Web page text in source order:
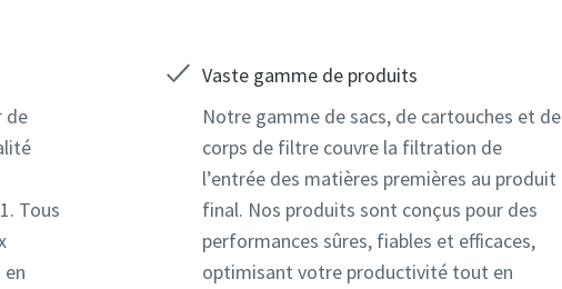
de
Tous
Vaste gamme de produits
Notre gamme de sacs, de cartouches et de
corps de filtre couvre la filtration de
l’entrée des matières premières au produit
final. Nos produits sont conçus pour des
performances sûres, fiables et efficaces,
optimisant votre productivité tout en
Tous les champs signalés par un (*) sont obligatoires
Tous les champs signalés par un (*) sont obligatoires